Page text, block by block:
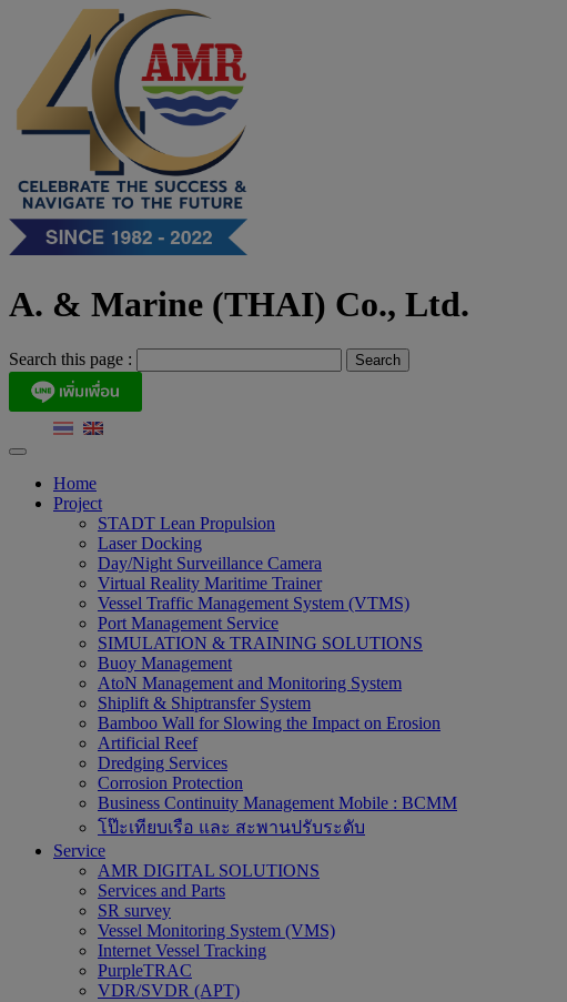
content
A. & Marine (THAI) Co., Ltd.
Search this page :
Home
Project
STADT Lean Propulsion
Laser Docking
Day/Night Surveillance Camera
Virtual Reality Maritime Trainer
Vessel Traffic Management System (VTMS)
Port Management Service
SIMULATION & TRAINING SOLUTIONS
Buoy Management
AtoN Management and Monitoring System
Shiplift & Shiptransfer System
Bamboo Wall for Slowing the Impact on Erosion
Artificial Reef
Dredging Services
Corrosion Protection
Business Continuity Management Mobile : BCMM
โป๊ะเทียบเรือ และ สะพานปรับระดับ
Service
AMR DIGITAL SOLUTIONS
Services and Parts
SR survey
Vessel Monitoring System (VMS)
Internet Vessel Tracking
PurpleTRAC
VDR/SVDR (APT)